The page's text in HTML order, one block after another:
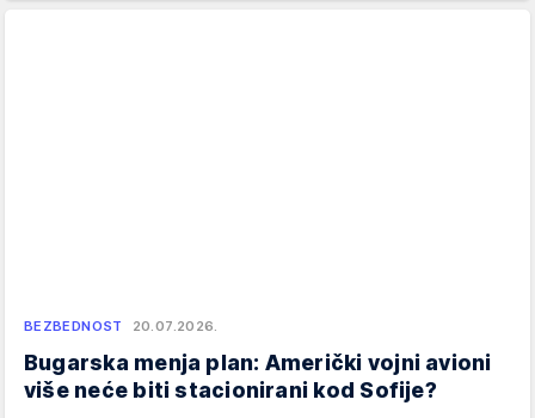
BEZBEDNOST 20.07.2026.
Bugarska menja plan: Američki vojni avioni
više neće biti stacionirani kod Sofije?